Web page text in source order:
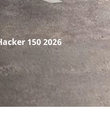
150 2026